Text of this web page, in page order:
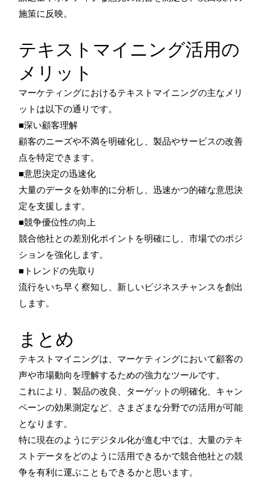
施策に反映。
テキストマイニング活用の
メリット
マーケティングにおけるテキストマイニングの主なメリ
ットは以下の通りです。
■深い顧客理解
顧客のニーズや不満を明確化し、製品やサービスの改善
点を特定できます。
■意思決定の迅速化
大量のデータを効率的に分析し、迅速かつ的確な意思決
定を支援します。
■競争優位性の向上
競合他社との差別化ポイントを明確にし、市場でのポジ
ションを強化します。
■トレンドの先取り
流行をいち早く察知し、新しいビジネスチャンスを創出
します。
まとめ
テキストマイニングは、マーケティングにおいて顧客の
声や市場動向を理解するための強力なツールです。
これにより、製品の改良、ターゲットの明確化、キャン
ペーンの効果測定など、さまざまな分野での活用が可能
となります。
特に現在のようにデジタル化が進む中では、大量のテキ
ストデータをどのように活用できるかで競合他社との競
争を有利に運ぶこともできるかと思います。